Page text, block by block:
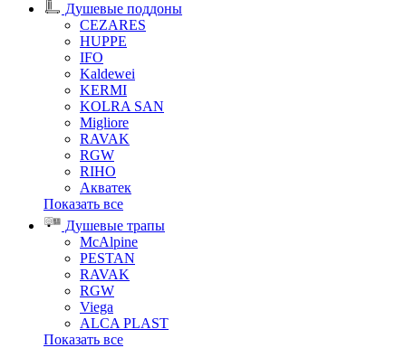
Душевые поддоны
CEZARES
HUPPE
IFO
Kaldewei
KERMI
KOLRA SAN
Migliore
RAVAK
RGW
RIHO
Акватек
Показать все
Душевые трапы
McAlpine
PESTAN
RAVAK
RGW
Viega
АLCA PLAST
Показать все